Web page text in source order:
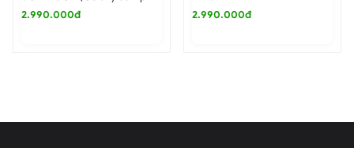
2.990.000đ